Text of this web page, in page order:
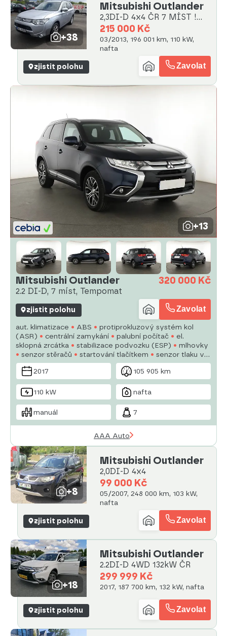
+38
Mitsubishi Outlander
2,3DI-D 4x4 ČR 7 MÍST !
2.MAJ.
215 000 Kč
03/2013, 196 001 km, 110 kW,
nafta
zjistit polohu Zavolat
+13
Mitsubishi Outlander
2.2 DI-D, 7 míst, Tempomat
320 000 Kč
zjistit polohu Zavolat
aut. klimatizace ABS
protiprokluzový systém kol
(ASR)
centrální zamykání palubní počítač
el.
sklopná zrcátka
stabilizace podvozku (ESP)
mlhovky
senzor stěračů
startování tlačítkem
senzor tlaku v
pneumatikách
USB 6x airbag el. zrcátka
posilovač
řízení2017 105 905 km
110 kW nafta
manuál 7
AAA Auto
+8
Mitsubishi Outlander
2,0DI-D 4x4
99 000 Kč
05/2007, 248 000 km, 103 kW,
nafta
zjistit polohu Zavolat
+18
Mitsubishi Outlander
2.2DI-D 4WD 132kW ČR
299 999 Kč
2017, 187 700 km, 132 kW, nafta
zjistit polohu Zavolat